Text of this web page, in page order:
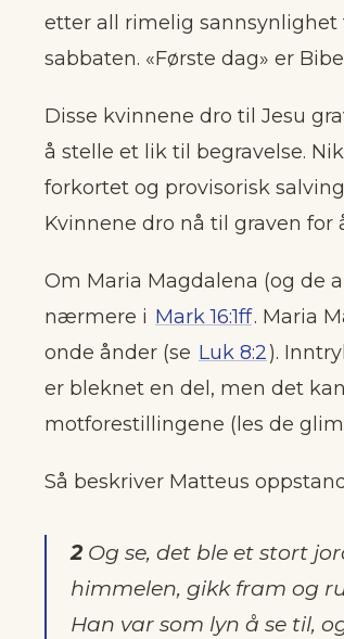
etter all rimelig
sabbaten. «Første dag» er
Disse kvinnene dro til Jesu
å stelle et lik til begravelse.
forkortet og provisorisk
Kvinnene dro nå til graven for
Om Maria Magdalena (og de
nærmere i Mark 16:1ff. Maria
onde ånder (se Luk 8:2).
er bleknet en del, men det
motforestillingene (les de
Så beskriver Matteus
2Og se, det ble et stort
himmelen, gikk fram og
Han var som lyn å se til,